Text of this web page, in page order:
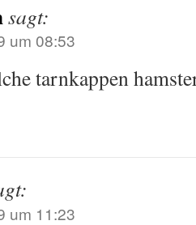
sagt:
um 08:53
tarnkappen
um 11:23